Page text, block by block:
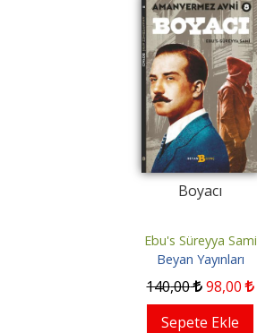
Boyacı
Ebu's Süreyya Sami
Beyan Yayınları
140,00 98,00
Sepete Ekle